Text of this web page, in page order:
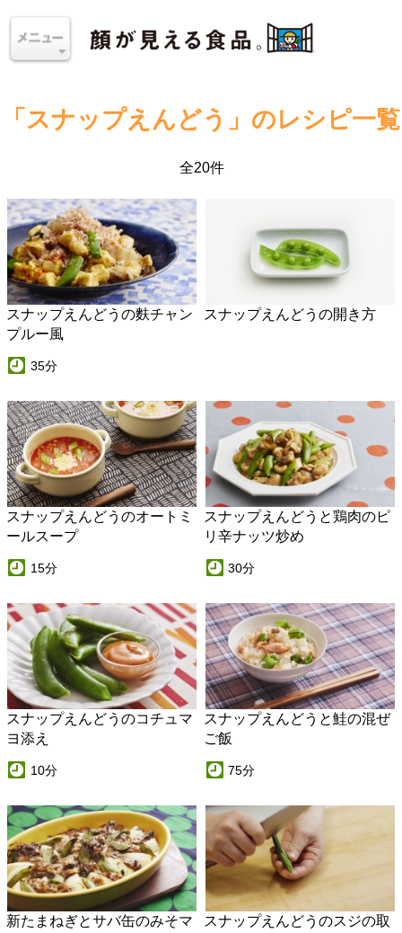
「スナップえんどう」のレシピ一覧
スナップえんどうの麩チャン
プルー風
スナップえんどうの開き方
スナップえんどうのオートミ
ールスープ
15分
スナップえんどうと鶏肉のピ
リ辛ナッツ炒め
30分
スナップえんどうのコチュマ
ヨ添え
10分
スナップえんどうと鮭の混ぜ
ご飯
75分
新たまねぎとサバ缶のみそマ
ヨ焼き
50分
スナップえんどうのスジの取
り方＆ゆで方